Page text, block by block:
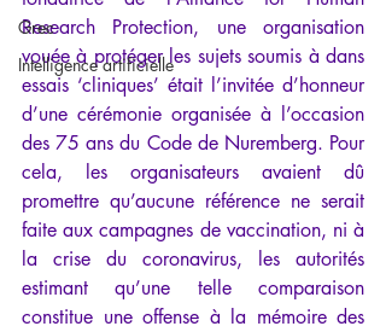
Grec
Intelligence artificielle
Research Protection, une organisation
vouée à protéger les sujets soumis à dans
essais ‘cliniques’ était l’invitée d’honneur
d’une cérémonie organisée à l’occasion
des 75 ans du Code de Nuremberg. Pour
cela, les organisateurs avaient dû
promettre qu’aucune référence ne serait
faite aux campagnes de vaccination, ni à
la crise du coronavirus, les autorités
estimant qu’une telle comparaison
constitue une offense à la mémoire des